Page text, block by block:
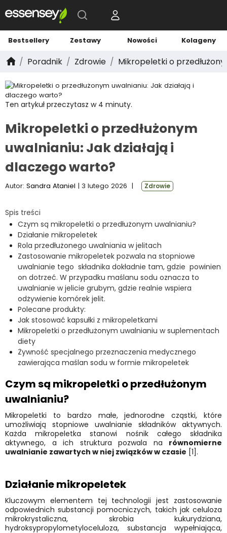
Bestsellery Zestawy Nowości Kolageny
Poradnik Zdrowie Mikropeletki o
Ten artykuł przeczytasz w 4 minuty.
Mikropeletki o przedłużonym
uwalnianiu: Jak działają i
dlaczego warto?
Autor: Sandra Ataniel | 3 lutego 2026 | Zdrowie
Spis treści
Czym są mikropeletki o przedłużonym uwalnianiu?
Działanie mikropeletek
Rola przedłużonego uwalniania w jelitach
Zastosowanie mikropeletek pozwala na stopniowe
uwalnianie tego składnika dokładnie tam, gdzie powinien
on dotrzeć. W przypadku maślanu sodu oznacza to
uwalnianie w jelicie grubym, gdzie realnie wspiera
odżywienie komórek jelit.
Polecane produkty:
Jak stosować kapsułki z mikropeletkami
Mikropeletki o przedłużonym uwalnianiu w suplementach
diety
Żywność specjalnego przeznaczenia medycznego
zawierająca maślan sodu w formie mikropeletek
Czym są mikropeletki o przedłużonym
uwalnianiu?
Mikropeletki to bardzo małe, jednorodne cząstki, które
umożliwiają stopniowe uwalnianie składników aktywnych.
Każda mikropeletka stanowi nośnik całego składnika
aktywnego, a ich struktura pozwala na równomierne
uwalnianie zawartych w niej związków w czasie [1].
Działanie mikropeletek
Kluczowym elementem tej technologii jest zastosowanie
odpowiednich substancji pomocniczych, takich jak celuloza
mikrokrystaliczna, skrobia kukurydziana,
hydroksypropylometyloceluloza, substancja wypełniająca,